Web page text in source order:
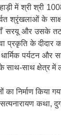
में श्री श्री
के
माँ सरयू और
प्रकृति के
पर्यटन
साथ क्षेत्र में
निर्माण किया
कथा,